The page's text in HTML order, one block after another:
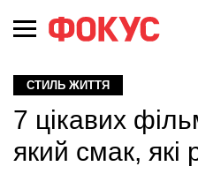
СТИЛЬ ЖИТТЯ
7 цікавих
який смак, які